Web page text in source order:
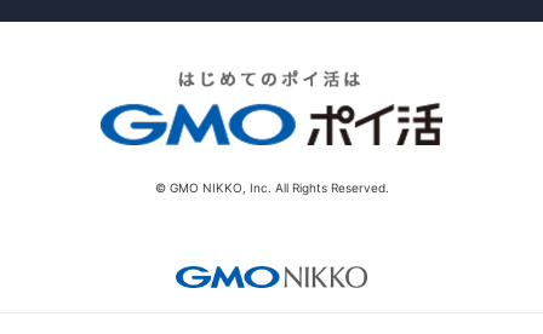
© GMO NIKKO, Inc. All Rights Reserved.